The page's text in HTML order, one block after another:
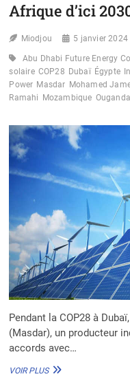
Afrique d’ici
Miodjou 5 janvier 2024
Abu Dhabi Future Energy
solaire COP28 Dubaï Égypte
Power Masdar Mohamed
Ramahi
Mozambique Ouganda
Pendant la COP28 à
(Masdar), un producteur
accords avec…
VOIR PLUSMASDAR